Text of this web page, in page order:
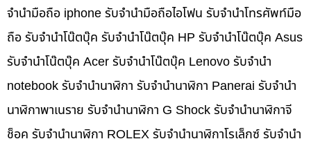
จำนำมือถือ iphone รับจำนำมือถือไอโฟน รับจำนำโทรศัพท์มือ
ถือ รับจำนำโน๊ตบุ๊ค รับจำนำโน๊ตบุ๊ค HP รับจำนำโน๊ตบุ๊ค Asus
รับจำนำโน๊ตบุ๊ค Acer รับจำนำโน๊ตบุ๊ค Lenovo รับจำนำ
notebook รับจำนำนาฬิกา รับจำนำนาฬิกา Panerai รับจำนำ
นาฬิกาพาเนราย รับจำนำนาฬิกา G Shock รับจำนำนาฬิกาจี
ช็อค รับจำนำนาฬิกา ROLEX รับจำนำนาฬิกาโรเล็กซ์ รับจำนำ